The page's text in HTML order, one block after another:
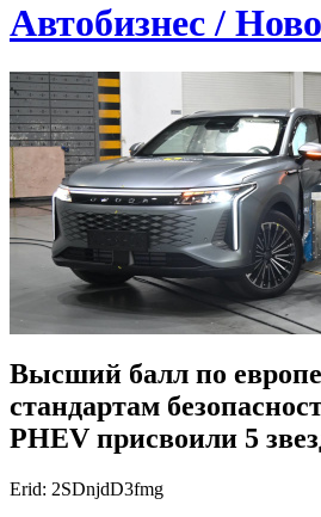
Автобизнес /
Высший балл по
стандартам
PHEV присвоили 5
Erid: 2SDnjdD3fmg